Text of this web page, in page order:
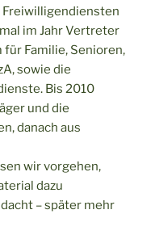
Freiwilligendiensten
im Jahr Vertreter
für Familie, Senioren,
sowie die
Bis 2010
und die
danach aus
wir vorgehen,
dazu
– später mehr